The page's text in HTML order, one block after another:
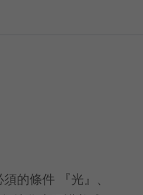
的條件 『光』、